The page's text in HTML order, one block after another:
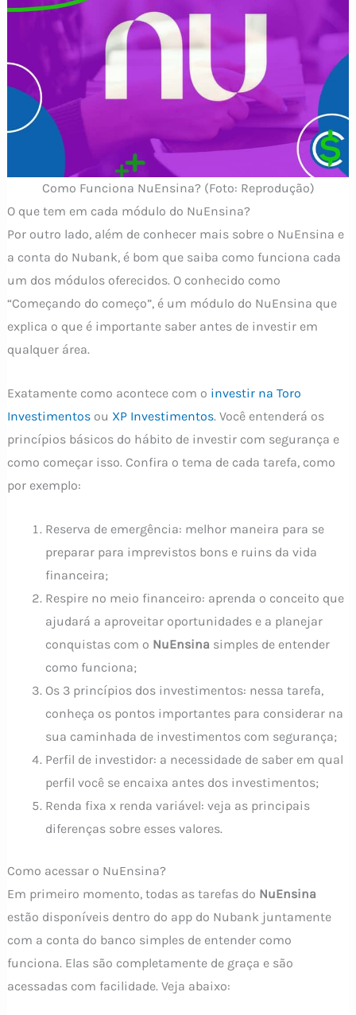
Como Funciona NuEnsina? (Foto: Reprodução)
O que tem em cada módulo do NuEnsina?
Por outro lado, além de conhecer mais sobre o NuEnsina e
a conta do Nubank, é bom que saiba como funciona cada
um dos módulos oferecidos. O conhecido como
“Começando do começo”, é um módulo do NuEnsina que
explica o que é importante saber antes de investir em
qualquer área.
Exatamente como acontece com o investir na Toro
Investimentosou XP Investimentos. Você entenderá os
princípios básicos do hábito de investir com segurança e
como começar isso. Confira o tema de cada tarefa, como
por exemplo:
Reserva de emergência: melhor maneira para se
preparar para imprevistos bons e ruins da vida
financeira;
Respire no meio financeiro: aprenda o conceito que
ajudará a aproveitar oportunidades e a planejar
conquistas com o NuEnsina simples de entender
como funciona;
Os 3 princípios dos investimentos: nessa tarefa,
conheça os pontos importantes para considerar na
sua caminhada de investimentos com segurança;
Perfil de investidor: a necessidade de saber em qual
perfil você se encaixa antes dos investimentos;
Renda fixa x renda variável: veja as principais
diferenças sobre esses valores.
Como acessar o NuEnsina?
Em primeiro momento, todas as tarefas do NuEnsina
estão disponíveis dentro do app do Nubank juntamente
com a conta do banco simples de entender como
funciona. Elas são completamente de graça e são
acessadas com facilidade. Veja abaixo: